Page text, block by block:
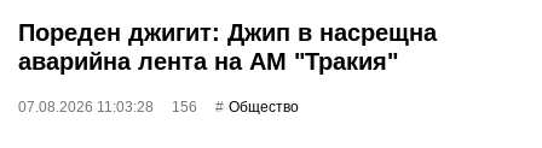
Пореден джигит: Джип в насрещна
аварийна лента на АМ "Тракия"
07.08.2026 11:03:28 156 Общество